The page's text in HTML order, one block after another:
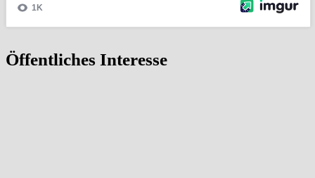
Öffentliches Interesse